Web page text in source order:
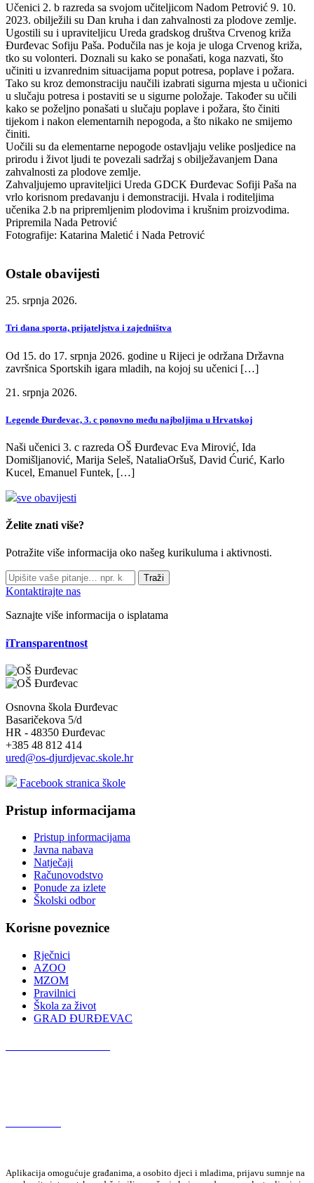
Učenici 2. b razreda sa svojom učiteljicom Nadom Petrović 9. 10.
2023. obilježili su Dan kruha i dan zahvalnosti za plodove zemlje.
Ugostili su i upraviteljicu Ureda gradskog društva Crvenog križa
Đurđevac Sofiju Paša. Podučila nas je koja je uloga Crvenog križa,
tko su volonteri. Doznali su kako se ponašati, koga nazvati, što
učiniti u izvanrednim situacijama poput potresa, poplave i požara.
Tako su kroz demonstraciju naučili izabrati sigurna mjesta u učionici
u slučaju potresa i postaviti se u sigurne položaje. Također su učili
kako se poželjno ponašati u slučaju poplave i požara, što činiti
tijekom i nakon elementarnih nepogoda, a što nikako ne smijemo
činiti.
Uočili su da elementarne nepogode ostavljaju velike posljedice na
prirodu i život ljudi te povezali sadržaj s obilježavanjem Dana
zahvalnosti za plodove zemlje.
Zahvaljujemo upraviteljici Ureda GDCK Đurđevac Sofiji Paša na
vrlo korisnom predavanju i demonstraciji. Hvala i roditeljima
učenika 2.b na pripremljenim plodovima i krušnim proizvodima.
Pripremila Nada Petrović
Fotografije: Katarina Maletić i Nada Petrović
Ostale obavijesti
25. srpnja 2026.
Tri dana sporta, prijateljstva i zajedništva
Od 15. do 17. srpnja 2026. godine u Rijeci je održana Državna
završnica Sportskih igara mladih, na kojoj su učenici […]
21. srpnja 2026.
Legende Đurđevac, 3. c ponovno među najboljima u Hrvatskoj
Naši učenici 3. c razreda OŠ Đurđevac Eva Mirović, Ida
Domišljanović, Marija Seleš, NataliaOršuš, David Ćurić, Karlo
Kucel, Emanuel Funtek, […]
sve obavijesti
Želite znati više?
Potražite više informacija oko našeg kurikuluma i aktivnosti.
Traži
Kontaktirajte nas
Saznajte više informacija o isplatama
iTransparentnost
Osnovna škola Đurđevac
Basaričekova 5/d
HR - 48350 Đurđevac
+385 48 812 414
ured@os-djurdjevac.skole.hr
Facebook stranica škole
Pristup informacijama
Pristup informacijama
Javna nabava
Natječaji
Računovodstvo
Ponude za izlete
Školski odbor
Korisne poveznice
Rječnici
AZOO
MZOM
Pravilnici
Škola za život
GRAD ĐURĐEVAC
Aplikacija omogućuje građanima, a osobito djeci i mladima, prijavu sumnje na